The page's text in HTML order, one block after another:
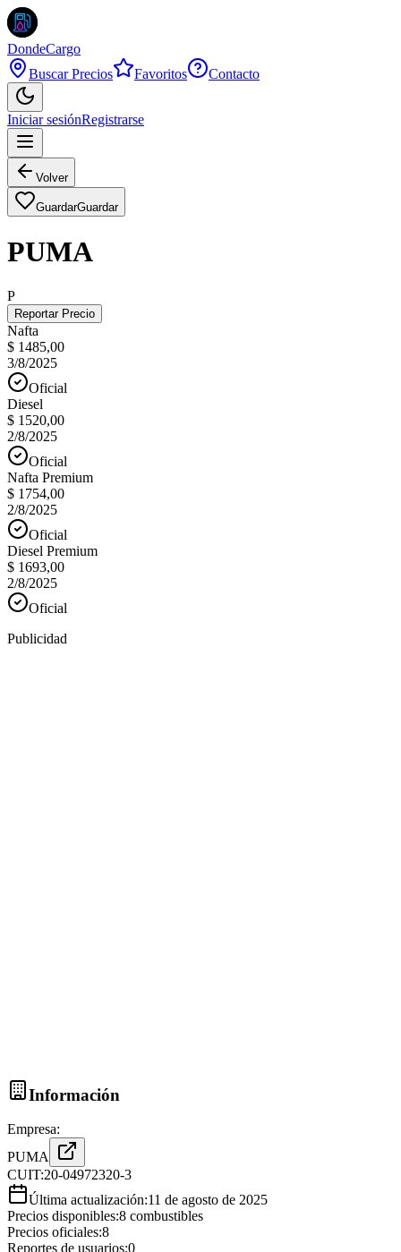
DondeCargo
Buscar Precios
Favoritos Contacto
Iniciar sesiónRegistrarse
Volver
GuardarGuardar
PUMA
P
Reportar Precio
Nafta
$ 1485,00
3/8/2025
Oficial
Diesel
$ 1520,00
2/8/2025
Oficial
Nafta Premium
$ 1754,00
2/8/2025
Oficial
Diesel Premium
$ 1693,00
2/8/2025
Oficial
Publicidad
Información
Empresa:
PUMA
CUIT:20-04972320-3
Última actualización:11 de agosto de 2025
Precios disponibles:8 combustibles
Precios oficiales:8
Reportes de usuarios:0